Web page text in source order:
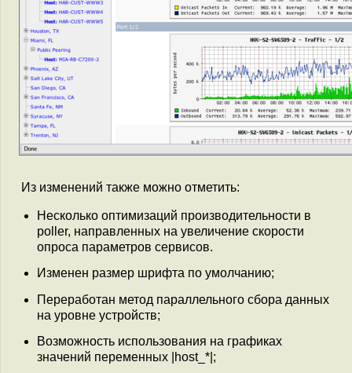
Из изменений также можно отметить:
Несколько оптимизаций производительности в
poller, направленных на увеличение скорости
опроса параметров сервисов.
Изменен размер шрифта по умолчанию;
Переработан метод параллельного сбора данных
на уровне устройств;
Возможность использования на графиках
значений переменных |host_*|;